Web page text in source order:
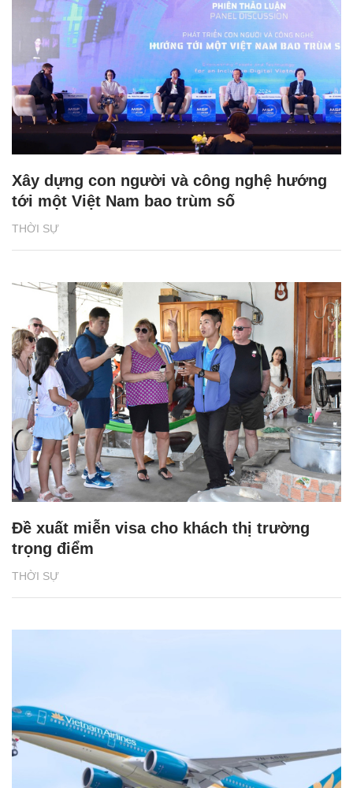
THỜI SỰ
Xây dựng con người và công nghệ hướng
tới một Việt Nam bao trùm số
THỜI SỰ
Đề xuất miễn visa cho khách thị trường
trọng điểm